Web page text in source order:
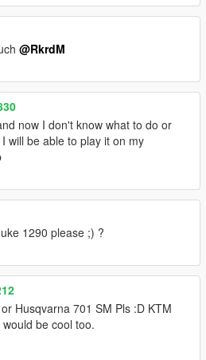
@RkrdM
now I don't know what to do or
will be able to play it on my
1290 please ;) ?
Husqvarna 701 SM Pls :D KTM
be cool too.